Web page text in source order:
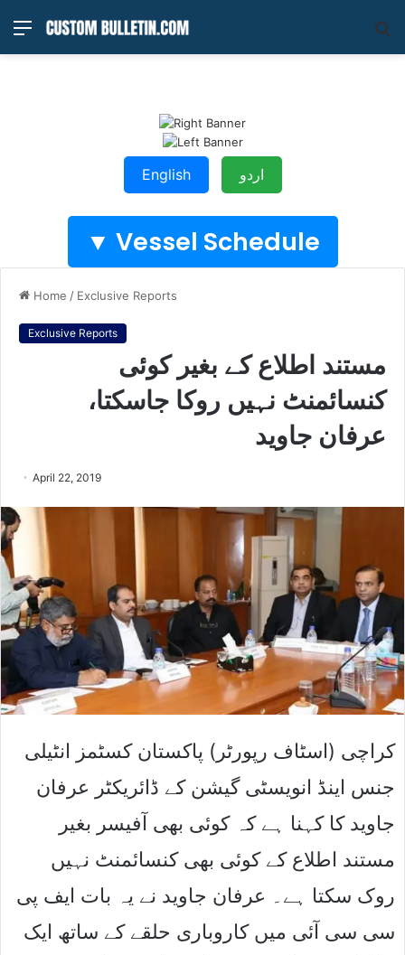
Menu
English اردو
Vessel Schedule ▼
Home / Exclusive Reports
Exclusive Reports
مستند اطلاع کے بغیر کوئی
کنسائمنٹ نہیں روکا جاسکتا،
عرفان جاوید
April 22, 2019
کراچی (اسٹاف رپورٹر) پاکستان کسٹمز انٹیلی
جنس اینڈ انویسٹی گیشن کے ڈائریکٹر عرفان
جاوید کا کہنا ہے کہ کوئی بھی آفیسر بغیر
مستند اطلاع کے کوئی بھی کنسائمنٹ نہیں
روک سکتا ہے۔ عرفان جاوید نے یہ بات ایف پی
سی سی آئی میں کاروباری حلقے کے ساتھ ایک